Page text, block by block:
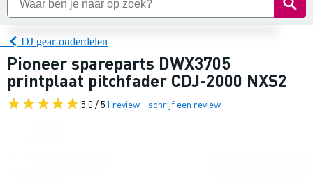
DJ gear-onderdelen
Pioneer spareparts DWX3705
printplaat pitchfader CDJ-2000 NXS2
5,0 / 51 review schrijf een review